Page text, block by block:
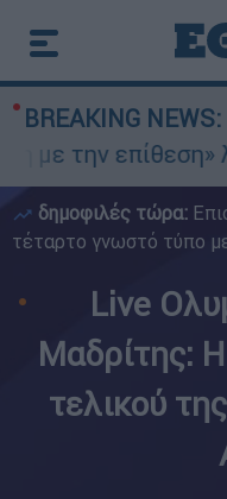
BREAKING NEWS:
λέει η
δημοφιλές τώρα:
τέταρτο γνωστό τύπο
Live
Μαδρίτης:
τελικού